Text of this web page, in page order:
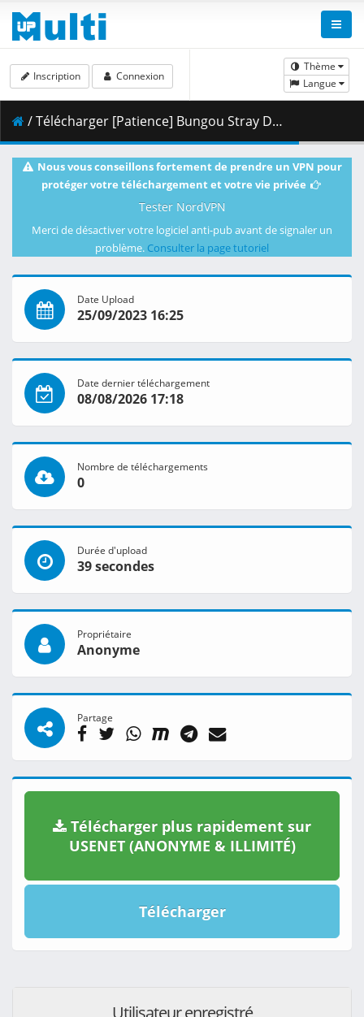
Thème
Langue
Inscription Connexion
/ Télécharger [Patience] Bungou Stray Dogs - 59 [1080p][8ECCDC99].mkv.002 ( 390.63 MB )
Nous vous conseillons fortement de prendre un VPN pour
protéger votre téléchargement et votre vie privée
Tester NordVPN
Merci de désactiver votre logiciel anti-pub avant de signaler un
problème. Consulter la page tutoriel
Date Upload
25/09/2023 16:25
Date dernier téléchargement
08/08/2026 17:18
Nombre de téléchargements
0
Durée d'upload
39 secondes
Propriétaire
Anonyme
Partage
Télécharger plus rapidement sur
USENET (ANONYME & ILLIMITÉ)
Télécharger
Utilisateur enregistré